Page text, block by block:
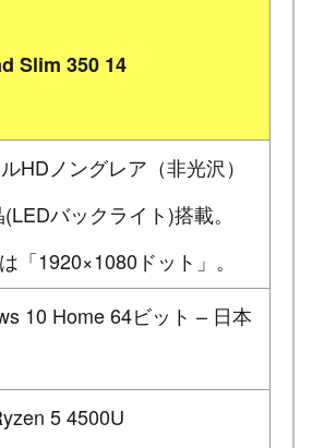
Slim 350 14
HDノングレア（非光沢）
バックライト)搭載。
「1920×1080ドット」。
10 Home 64ビット – 日本
5 4500U